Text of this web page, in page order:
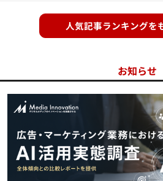
人気記事ランキングを
お知らせ